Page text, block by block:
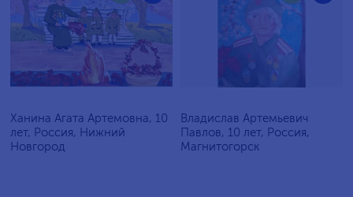
Ханина Агата Артемовна, 10
лет, Россия, Нижний
Новгород
Владислав Артемьевич
Павлов, 10 лет, Россия,
Магнитогорск